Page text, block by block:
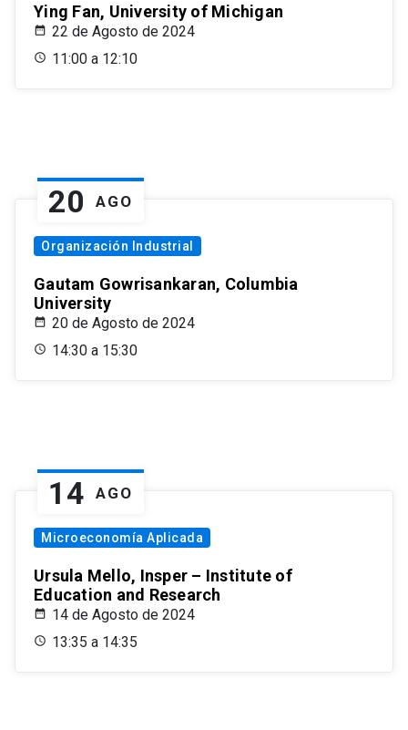
Ying Fan, University of Michigan
22 de Agosto de 2024
11:00 a 12:10
20 AGO
Organización Industrial
Gautam Gowrisankaran, Columbia
University
20 de Agosto de 2024
14:30 a 15:30
14 AGO
Microeconomía Aplicada
Ursula Mello, Insper – Institute of
Education and Research
14 de Agosto de 2024
13:35 a 14:35